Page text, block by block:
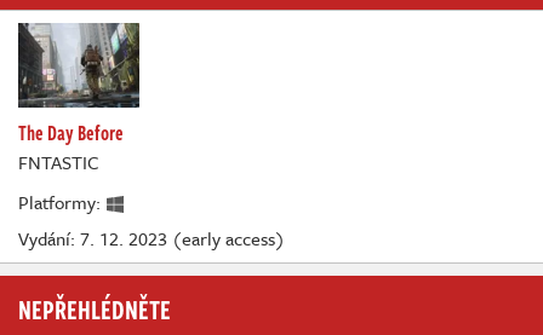
The Day Before
FNTASTIC
Platformy:
Vydání: 7. 12. 2023 (early access)
NEPŘEHLÉDNĚTE